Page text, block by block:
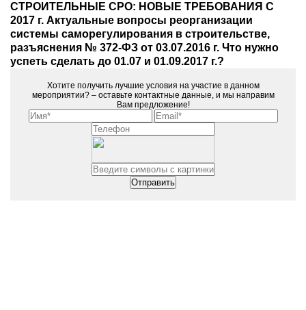
СТРОИТЕЛЬНЫЕ СРО: НОВЫЕ ТРЕБОВАНИЯ С
2017 г. Актуальные вопросы реорганизации
системы саморегулирования в строительстве,
разъяснения № 372-ФЗ от 03.07.2016 г. Что нужно
успеть сделать до 01.07 и 01.09.2017 г.?
Хотите получить лучшие условия на участие в данном
мероприятии? – оставьте контактные данные, и мы направим
Вам предложение!